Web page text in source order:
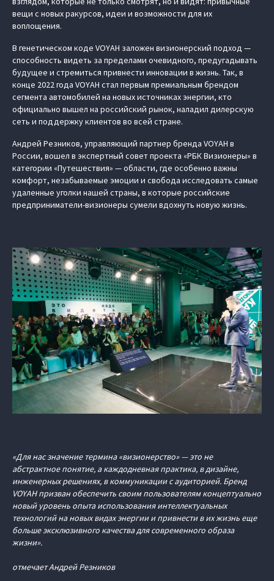
вещи с новых ракурсов, идеи и возможности для их
воплощения.
В генетическом коде VOYAH заложен визионерский подход —
способность видеть за пределами очевидного, предугадывать
будущее и стремиться привнести инновации в жизнь. Так, в
конце 2022 года VOYAH стал первым премиальным брендом
сегмента автомобилей на новых источниках энергии, кто
официально вышел на российский рынок, наладил дилерскую
сеть и поддержку клиентов во всей стране.
Андрей Резников, управляющий партнер бренда VOYAH в
России, вошел в экспертный совет проекта «РБК Визионеры» в
категории «Путешествия» — области, где особенно важны
комфорт, незабываемые эмоции и свобода исследовать самые
удаленные уголки нашей страны, в которые российские
предприниматели-визионеры сумели вдохнуть новую жизнь.
«Для нас значение термина «визионерство» — это не
абстрактное понятие, а каждодневная практика, в дизайне,
инженерных решениях, в коммуникации с аудиторией. Бренд
VOYAH призван обеспечить своим пользователям концептуально
новый уровень опыта использования интеллектуальных
технологий на новых видах энергии и привнести в их жизнь еще
больше эксклюзивного качества для современного образа
жизни».
отмечает Андрей Резников